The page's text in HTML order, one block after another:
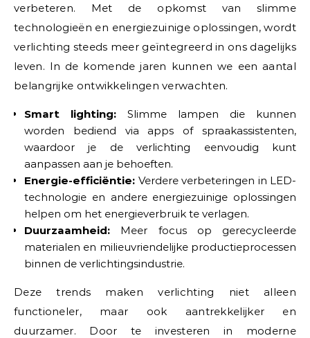
verbeteren. Met de opkomst van slimme
technologieën en energiezuinige oplossingen, wordt
verlichting steeds meer geïntegreerd in ons dagelijks
leven. In de komende jaren kunnen we een aantal
belangrijke ontwikkelingen verwachten.
Smart lighting: Slimme lampen die kunnen
worden bediend via apps of spraakassistenten,
waardoor je de verlichting eenvoudig kunt
aanpassen aan je behoeften.
Energie-efficiëntie: Verdere verbeteringen in LED-
technologie en andere energiezuinige oplossingen
helpen om het energieverbruik te verlagen.
Duurzaamheid: Meer focus op gerecycleerde
materialen en milieuvriendelijke productieprocessen
binnen de verlichtingsindustrie.
Deze trends maken verlichting niet alleen
functioneler, maar ook aantrekkelijker en
duurzamer. Door te investeren in moderne